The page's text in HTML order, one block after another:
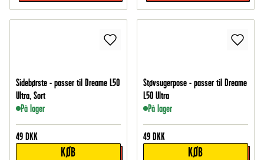
Sidebørste - passer til Dreame L50
Ultra, Sort
På lager
49 DKK
KØB
Støvsugerpose - passer til Dreame
L50 Ultra
På lager
49 DKK
KØB